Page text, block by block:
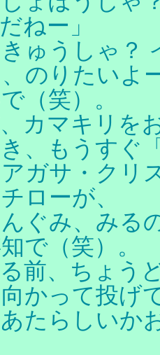
ねー」
きゅうしゃ？
のりたいよ
（笑）。
カマキリを
、もうすぐ
ガサ・クリ
ローが、
んぐみ、みる
で（笑）。
前、ちょう
かって投げ
あたらしいか